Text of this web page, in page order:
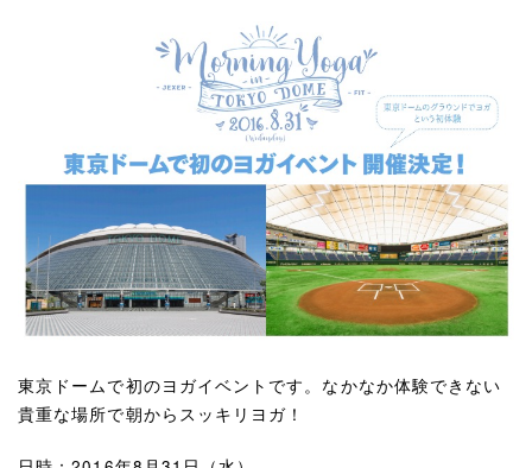
東京ドームで初のヨガイベントです。なかなか体験できない
貴重な場所で朝からスッキリヨガ！